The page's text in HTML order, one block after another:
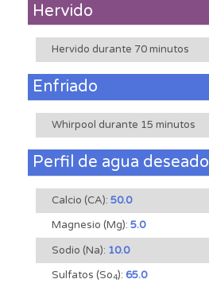
Hervido
Hervido durante 70 minutos
Enfriado
Whirpool durante 15 minutos
Perfil de agua deseado
Calcio (CA): 50.0
Magnesio (Mg): 5.0
Sodio (Na): 10.0
Sulfatos (So4): 65.0